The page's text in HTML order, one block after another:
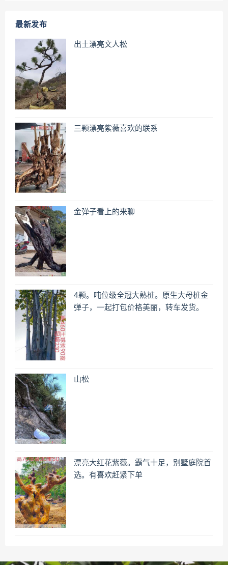
最新发布
出土漂亮文人松
三颗漂亮紫薇喜欢的联系
金弹子看上的来聊
4颗。吨位级全冠大熟桩。原生大母桩金
弹子，一起打包价格美丽，转车发货。
山松
漂亮大红花紫薇。霸气十足，别墅庭院首
选。有喜欢赶紧下单